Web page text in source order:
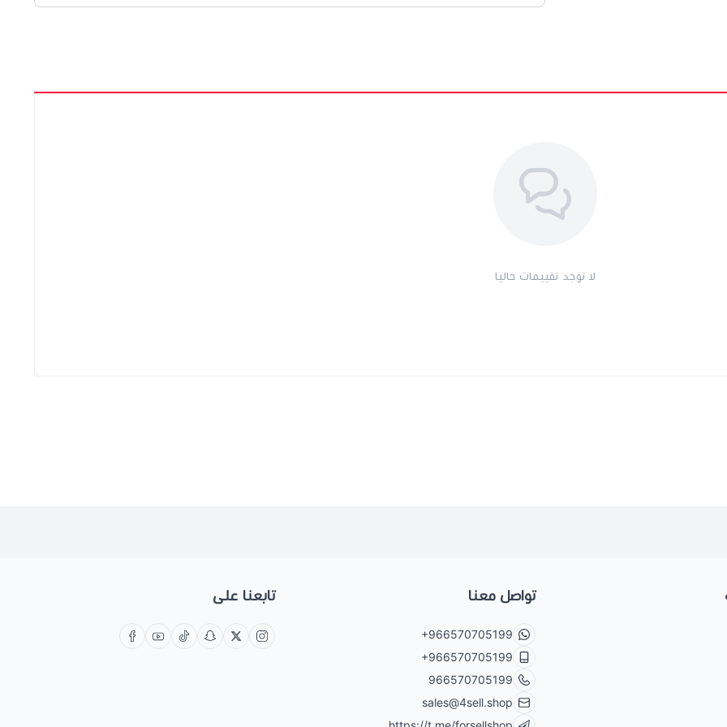
لا توجد تقييمات حاليا
تواصل معنا
+966570705199
+966570705199
966570705199
sales@4sell.shop
تابعنا على